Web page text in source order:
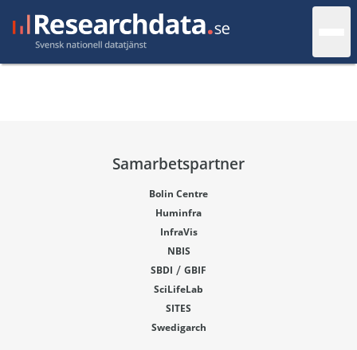
Samarbetspartner
Bolin Centre
Huminfra
InfraVis
NBIS
SBDI / GBIF
SciLifeLab
SITES
Swedigarch